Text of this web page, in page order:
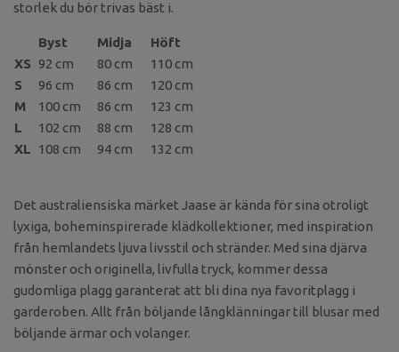
storlek du bör trivas bäst i.
Byst Midja
Höft
XS 92 cm 80 cm
110 cm
S
96 cm 86 cm
120 cm
M
100 cm 86 cm
123 cm
L
102 cm 88 cm
128 cm
XL 108 cm 94 cm 132 cm
Det australiensiska märket Jaase är kända för sina otroligt
lyxiga, boheminspirerade klädkollektioner, med inspiration
från hemlandets ljuva livsstil och stränder. Med sina djärva
mönster och originella, livfulla tryck, kommer dessa
gudomliga plagg garanterat att bli dina nya favoritplagg i
garderoben. Allt från böljande långklänningar till blusar med
böljande ärmar och volanger.